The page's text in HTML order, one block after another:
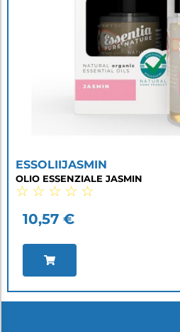
ESSOLIIJASMIN
OLIO ESSENZIALE JASMIN
☆ ☆ ☆ ☆ ☆
10,57 €